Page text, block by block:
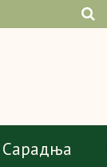
Сарадња